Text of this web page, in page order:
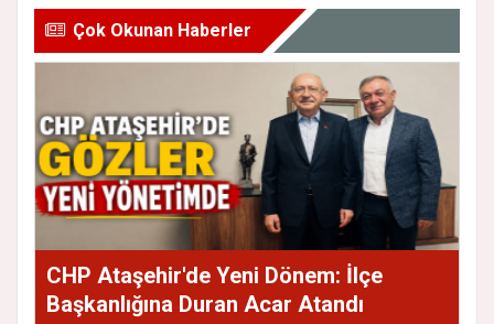
Çok Okunan Haberler
CHP Ataşehir'de Yeni Dönem: İlçe
Başkanlığına Duran Acar Atandı